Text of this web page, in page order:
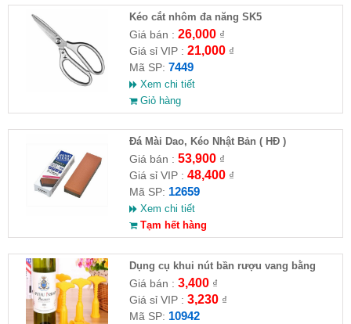
Kéo cắt nhôm đa năng SK5
Giá bán : 26,000₫
Giá sỉ VIP : 21,000₫
Mã SP: 7449
Xem chi tiết
Giỏ hàng
Đá Mài Dao, Kéo Nhật Bản ( HĐ )
Giá bán : 53,900₫
Giá sỉ VIP : 48,400₫
Mã SP: 12659
Xem chi tiết
Tạm hết hàng
Dụng cụ khui nút bần rượu vang bằng
nhựa
Giá bán : 3,400₫
Giá sỉ VIP : 3,230₫
Mã SP: 10942